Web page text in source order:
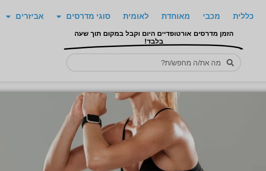
כללית מכבי מאוחדת לאומית סוגי מדרסים אביזרים
הזמן מדרסים אורטופדיים היום וקבל במקום תוך שעה
בלבד!